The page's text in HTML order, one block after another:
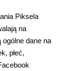
Piksela
ą na
ogólne dane na
płeć,